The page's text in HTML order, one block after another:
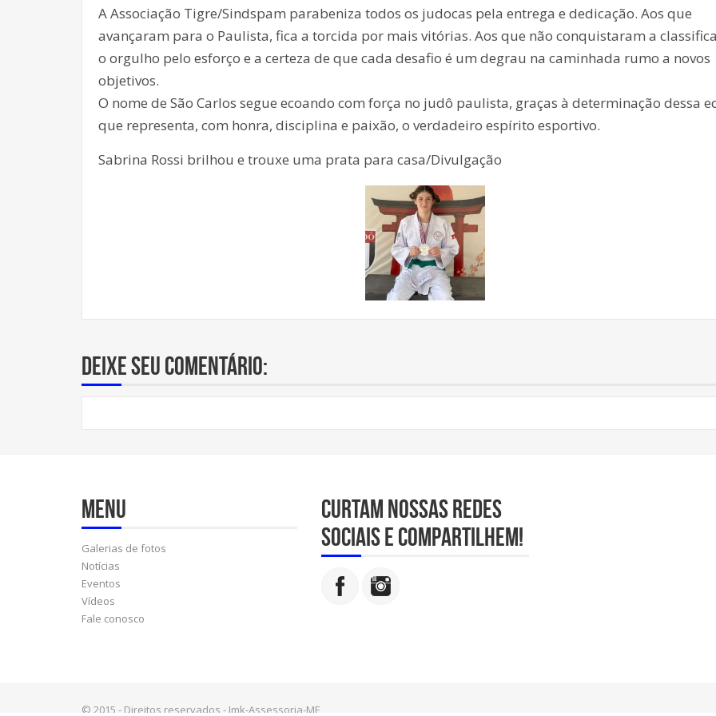
A Associação Tigre/Sindspam parabeniza todos os judocas pela entrega e dedicação. Aos que
avançaram para o Paulista, fica a torcida por mais vitórias. Aos que não conquistaram a
o orgulho pelo esforço e a certeza de que cada desafio é um degrau na caminhada rumo a novos
objetivos.
O nome de São Carlos segue ecoando com força no judô paulista, graças à determinação dessa
que representa, com honra, disciplina e paixão, o verdadeiro espírito esportivo.
Sabrina Rossi brilhou e trouxe uma prata para casa/Divulgação
Deixe seu comentário:
Menu
Galerias de fotos
Notícias
Eventos
Vídeos
Fale conosco
Curtam nossas redes
sociais e compartilhem!
© 2015 - Direitos reservados - Jmk-Assessoria-ME